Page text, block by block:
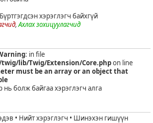
хэрэглэгч байхгүй
,Ахлах зохицуулагчид
: in file
lib/Twig/Extension/Core.phpon line
must be an array or an object that
болж байгаа хэрэглэгч алга
• Нийт хэрэглэгч • Шинэхэн гишүүн